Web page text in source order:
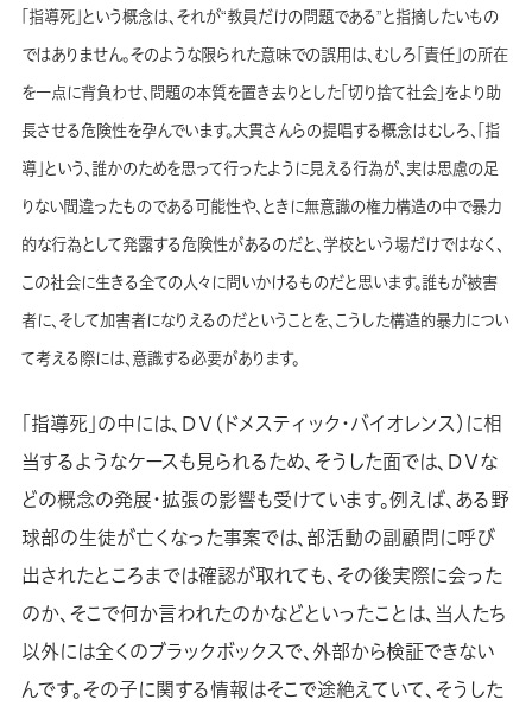
「指導死」という概念は、それが“教員だけの問題である”と指摘したいもの
ではありません。そのような限られた意味での誤用は、むしろ「責任」の所在
を一点に背負わせ、問題の本質を置き去りとした「切り捨て社会」をより助
長させる危険性を孕んでいます。大貫さんらの提唱する概念はむしろ、「指
導」という、誰かのためを思って行ったように見える行為が、実は思慮の足
りない間違ったものである可能性や、ときに無意識の権力構造の中で暴力
的な行為として発露する危険性があるのだと、学校という場だけではなく、
この社会に生きる全ての人々に問いかけるものだと思います。誰もが被害
者に、そして加害者になりえるのだということを、こうした構造的暴力につい
て考える際には、意識する必要があります。
「指導死」の中には、ＤＶ（ドメスティック・バイオレンス）に相
当するようなケースも見られるため、そうした面では、ＤＶな
どの概念の発展・拡張の影響も受けています。例えば、ある野
球部の生徒が亡くなった事案では、部活動の副顧問に呼び
出されたところまでは確認が取れても、その後実際に会った
のか、そこで何か言われたのかなどといったことは、当人たち
以外には全くのブラックボックスで、外部から検証できない
んです。その子に関する情報はそこで途絶えていて、そうした